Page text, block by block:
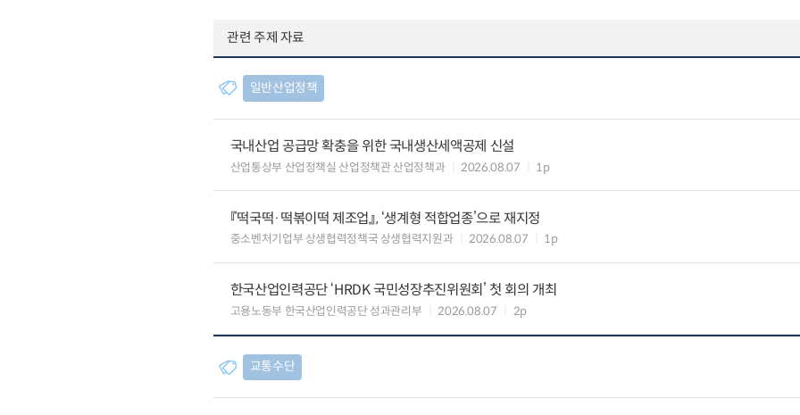
관련 주제 자료
일반산업정책
국내산업 공급망 확충을 위한 국내생산세액공제 신설
산업통상부 산업정책실 산업정책관 산업정책과 2026.08.07 1p
『떡국떡·떡볶이떡 제조업』, ‘생계형 적합업종’으로 재지정
중소벤처기업부 상생협력정책국 상생협력지원과 2026.08.07 1p
한국산업인력공단 ‘HRDK 국민성장추진위원회’ 첫 회의 개최
고용노동부 한국산업인력공단 성과관리부 2026.08.07 2p
교통수단